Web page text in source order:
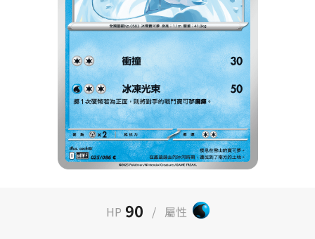
HP 90 / 屬性